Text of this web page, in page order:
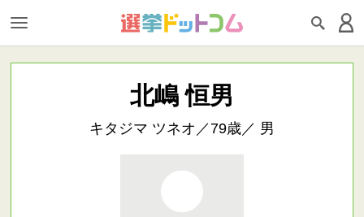
北嶋 恒男
キタジマ ツネオ／79歳／ 男